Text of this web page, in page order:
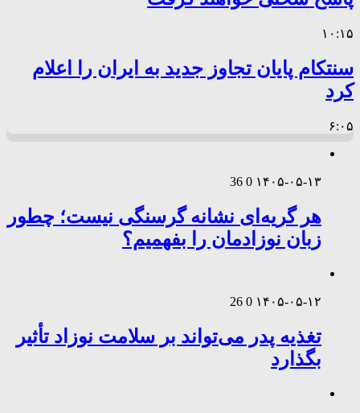
۱۰:۱۵
سنتکام پایان تجاوز جدید به ایران را اعلام
کرد
۶:۰۵
۱۴۰۵-۰۵-۱۳ 0
36
هر گریه‌ای نشانه گرسنگی نیست؛ چطور
زبان نوزادمان را بفهمیم؟
۱۴۰۵-۰۵-۱۲ 0
26
تغذیه پدر می‌تواند بر سلامت نوزاد تأثیر
بگذارد